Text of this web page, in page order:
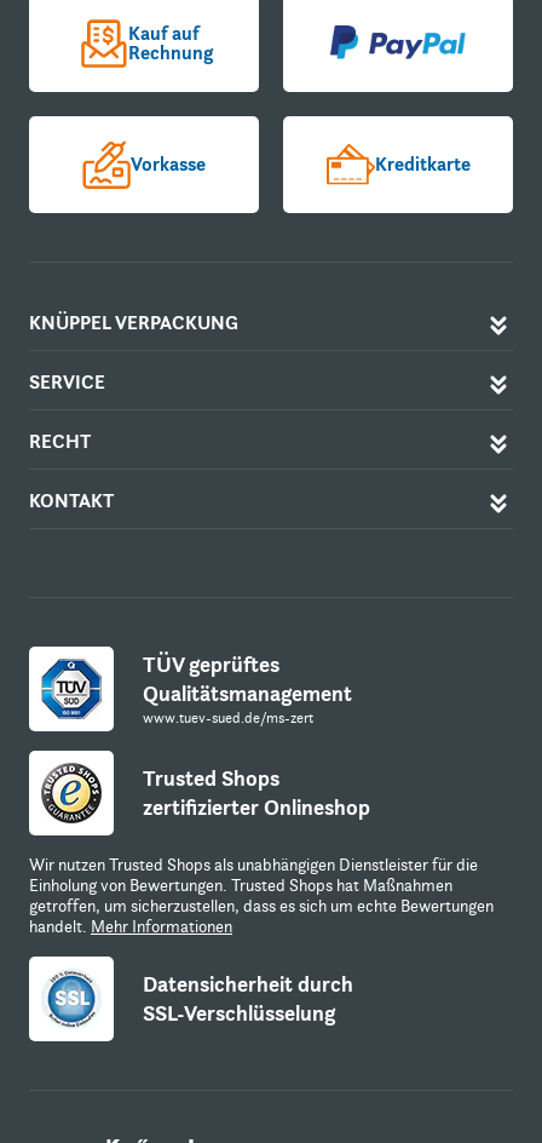
Kauf auf
Rechnung
Vorkasse Kreditkarte
KNÜPPEL VERPACKUNG
SERVICE
RECHT
KONTAKT
TÜV geprüftes
Qualitätsmanagement
www.tuev-sued.de/ms-zert
Trusted Shops
zertifizierter Onlineshop
Wir nutzen Trusted Shops als unabhängigen Dienstleister für die
Einholung von Bewertungen. Trusted Shops hat Maßnahmen
getroffen, um sicherzustellen, dass es sich um echte Bewertungen
handelt. Mehr Informationen
Datensicherheit durch
SSL-Verschlüsselung